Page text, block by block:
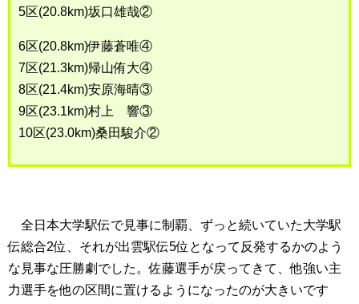
5区(20.8km)坂口雄哉②
6区(20.8km)伊藤蒼唯④
7区(21.3km)帰山侑大④
8区(21.4km)安原海晴③
9区(23.1km)村上 響③
10区(23.0km)桑田駿介②
全日本大学駅伝で見事に制覇、ずっと続いていた大学駅
伝総合2位、それが出雲駅伝5位となって反発するかのよう
な見事な圧勝劇でした。佐藤選手が戻ってきて、他強い主
力選手を他の区間に置けるようになったのが大きいです